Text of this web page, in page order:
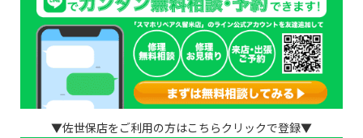
▼佐世保店をご利用の方はこちらクリックで登録▼